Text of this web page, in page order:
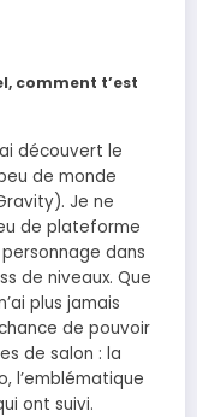
comment t’est
découvert le
de monde
Je ne
de plateforme
dans
de niveaux. Que
plus jamais
de pouvoir
de salon : la
l’emblématique
ont suivi.